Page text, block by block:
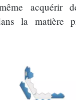
acquérir
la matière